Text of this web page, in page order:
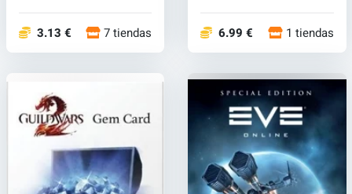
3.13 € 7 tiendas 6.99 € 1 tiendas